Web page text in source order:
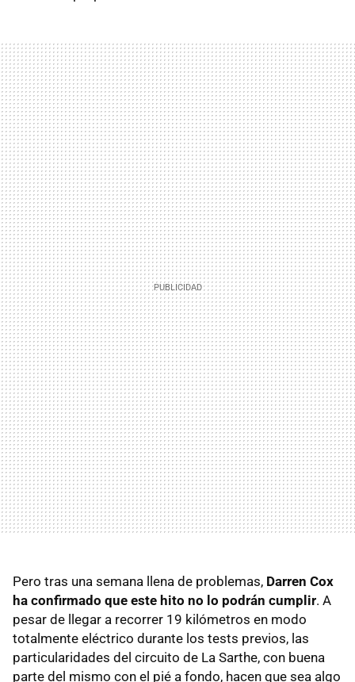
Pero tras una semana llena de problemas, Darren Cox
ha confirmado que este hito no lo podrán cumplir. A
pesar de llegar a recorrer 19 kilómetros en modo
totalmente eléctrico durante los tests previos, las
particularidades del circuito de La Sarthe, con buena
parte del mismo con el pié a fondo, hacen que sea algo